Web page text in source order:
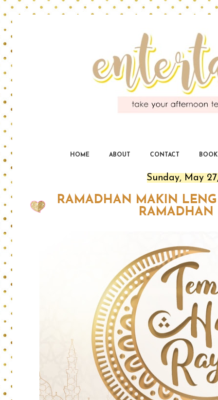
HOME ABOUT CONTACT BOOK
Sunday, May
RAMADHAN MAKIN